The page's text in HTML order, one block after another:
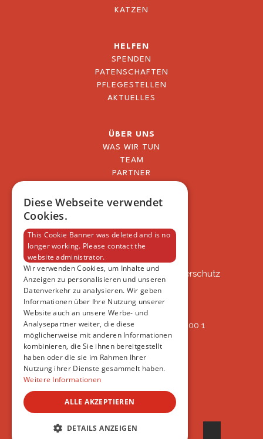
KATZEN
HELFEN
SPENDEN
PATENSCHAFTEN
PFLEGESTELLEN
AKTUELLES
ÜBER UNS
WAS WIR TUN
TEAM
PARTNER
FAQ
VSAT
VSAT - Verein Schweizer Auslandtierschutz
Oberlangnauerstrasse 13b
9562 Märwil
IBAN: CH82 00 78 4297 8786 7200 1
ERREICHBAR
AB 17:45
+41 44 594 66 25
© 2022 VSAT
Diese Webseite verwendet
Cookies.
This Cookie Banner was deleted and is no
longer working. Please contact the
website administrator.
Wir verwenden Cookies, um Inhalte und
Anzeigen zu personalisieren und unseren
Datenverkehr zu analysieren. Wir geben
Informationen über Ihre Nutzung unserer
Website auch an unsere Werbe- und
Analysepartner weiter, die diese
möglicherweise mit anderen Informationen
kombinieren, die Sie ihnen bereitgestellt
haben oder die sie im Rahmen Ihrer
Nutzung ihrer Dienste gesammelt haben.
Weitere Informationen
ALLE AKZEPTIEREN
DETAILS ANZEIGEN